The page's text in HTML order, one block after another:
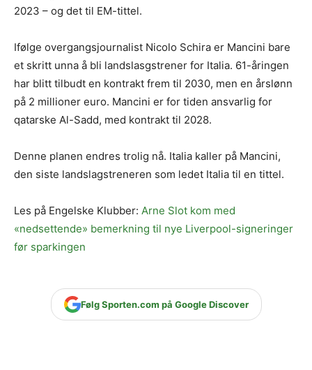
2023 – og det til EM-tittel.
Ifølge overgangsjournalist Nicolo Schira er Mancini bare
et skritt unna å bli landslasgstrener for Italia. 61-åringen
har blitt tilbudt en kontrakt frem til 2030, men en årslønn
på 2 millioner euro. Mancini er for tiden ansvarlig for
qatarske Al-Sadd, med kontrakt til 2028.
Denne planen endres trolig nå. Italia kaller på Mancini,
den siste landslagstreneren som ledet Italia til en tittel.
Les på Engelske Klubber: Arne Slot kom med
«nedsettende» bemerkning til nye Liverpool-signeringer
før sparkingen
Følg Sporten.com på Google Discover